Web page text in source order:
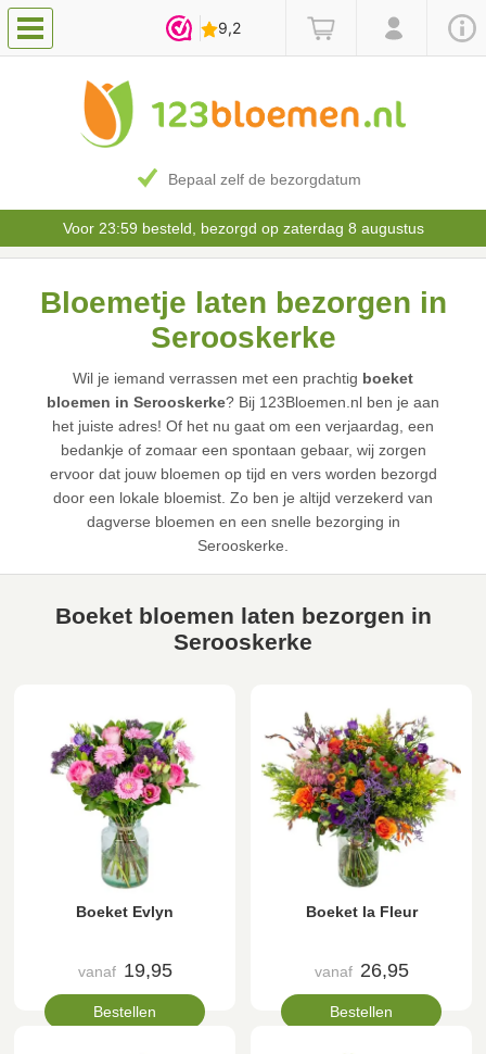
Bepaal zelf de bezorgdatum
Voor 23:59 besteld, bezorgd op zaterdag 8 augustus
Bloemetje laten bezorgen in
Serooskerke
Wil je iemand verrassen met een prachtig boeket
bloemen in Serooskerke? Bij 123Bloemen.nl ben je aan
het juiste adres! Of het nu gaat om een verjaardag, een
bedankje of zomaar een spontaan gebaar, wij zorgen
ervoor dat jouw bloemen op tijd en vers worden bezorgd
door een lokale bloemist. Zo ben je altijd verzekerd van
dagverse bloemen en een snelle bezorging in
Serooskerke.
Boeket bloemen laten bezorgen in
Serooskerke
Boeket Evlyn
vanaf 19,95
Bestellen
Boeket la Fleur
vanaf 26,95
Bestellen